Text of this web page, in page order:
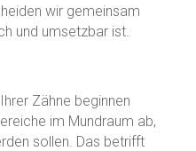
wir gemeinsam
und umsetzbar ist.
Zähne beginnen
im Mundraum ab,
sollen. Das betrifft